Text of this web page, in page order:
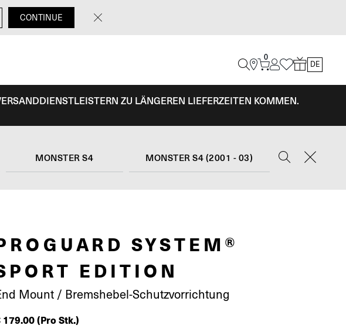
CONTINUE
0
DE
ZU LÄNGEREN LIEFERZEITEN KOMMEN.
MONSTER S4 MONSTER S4 (2001 - 03)
SYSTEM®
EDITION
Mount / Bremshebel-Schutzvorrichtung
179.00(Pro Stk.)